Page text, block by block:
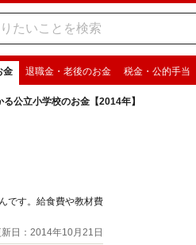
金 退職金・老後のお金 税金・公的手当
る公立小学校のお金【2014年】
です。給食費や教材費
日：2014年10月21日